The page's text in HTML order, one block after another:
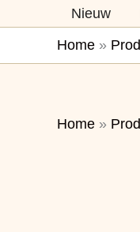
Nieuw
Home »
Home »